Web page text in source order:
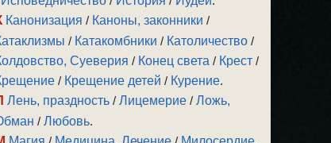
Канонизация / Каноны, законники /
/ Катакомбники / Католичество /
Суеверия / Конец света / Крест /
/ Крещение детей / Курение.
Лень, праздность /Лицемерие /Ложь,
/Любовь.